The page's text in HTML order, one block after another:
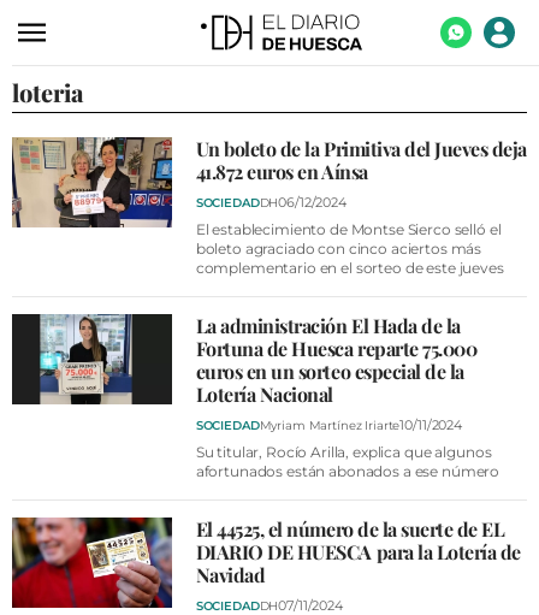
ACTUALIDAD
ECONOMÍA
TECNOLOGÍA
TURISMO
DEPORTES
CULTURA
SOCIEDAD
GALERÍAS
VÍDEOS
CONTACTAR
loteria
Un boleto de la Primitiva del Jueves deja
41.872 euros en Aínsa
SOCIEDADDH06/12/2024
El establecimiento de Montse Sierco selló el
boleto agraciado con cinco aciertos más
complementario en el sorteo de este jueves
La administración El Hada de la
Fortuna de Huesca reparte 75.000
euros en un sorteo especial de la
Lotería Nacional
SOCIEDADMyriam Martínez Iriarte10/11/2024
Su titular, Rocío Arilla, explica que algunos
afortunados están abonados a ese número
El 44525, el número de la suerte de EL
DIARIO DE HUESCA para la Lotería de
Navidad
SOCIEDADDH07/11/2024